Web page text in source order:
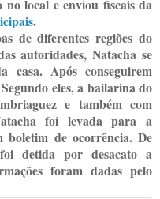
local e enviou fiscais da
.
de diferentes regiões do
autoridades, Natacha se
casa. Após conseguirem
eles, a bailarina do
e também com
foi levada para a
de ocorrência. De
detida por desacato a
foram dadas pelo